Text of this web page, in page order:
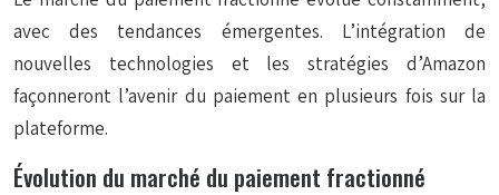
avec des tendances émergentes. L’intégration de
nouvelles technologies et les stratégies d’Amazon
façonneront l’avenir du paiement en plusieurs fois sur la
plateforme.
Évolution du marché du paiement fractionné